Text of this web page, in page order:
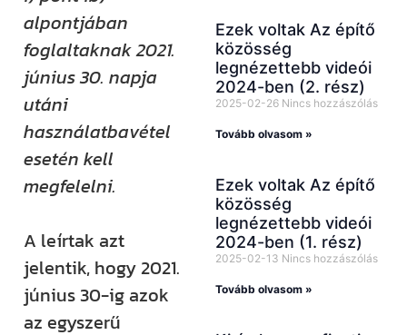
alpontjában
foglaltaknak 2021.
június 30. napja
utáni
használatbavétel
esetén kell
megfelelni.
A leírtak azt
jelentik, hogy 2021.
június 30-ig azok
az egyszerű
Ezek voltak Az építő
közösség
legnézettebb videói
2024-ben (2. rész)
2025-02-26 Nincs hozzászólás
Tovább olvasom »
Ezek voltak Az építő
közösség
legnézettebb videói
2024-ben (1. rész)
2025-02-13 Nincs hozzászólás
Tovább olvasom »